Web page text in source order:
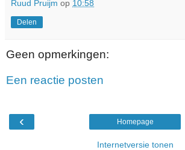
Ruud Pruijm op 10:58
Delen
Geen opmerkingen:
Een reactie posten
‹ Homepage
Internetversie tonen